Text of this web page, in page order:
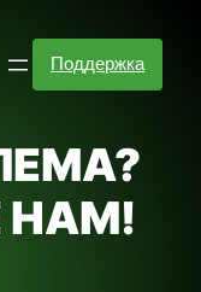
Поддержка
НАМ!